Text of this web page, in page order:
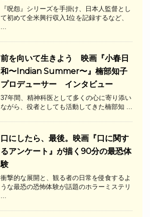
『呪怨』シリーズを手掛け、日本人監督とし
て初めて全米興行収入1位を記録するなど、
...
前を向いて生きよう 映画『小春日
和〜Indian Summer〜』楠部知子
プロデューサー インタビュー
37年間、精神科医として多くの心に寄り添い
ながら、役者としても活動してきた楠部知 ...
口にしたら、最後。映画『口に関す
るアンケート』が描く90分の最恐体
験
衝撃的な展開と、観る者の日常を侵食するよ
うな最恐の恐怖体験が話題のホラーミステリ
...